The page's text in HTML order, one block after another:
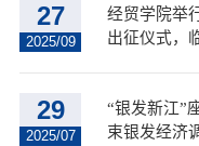
27
2025/09
经贸学院举
出征仪式，
29
2025/07
“银发新江”
束银发经济